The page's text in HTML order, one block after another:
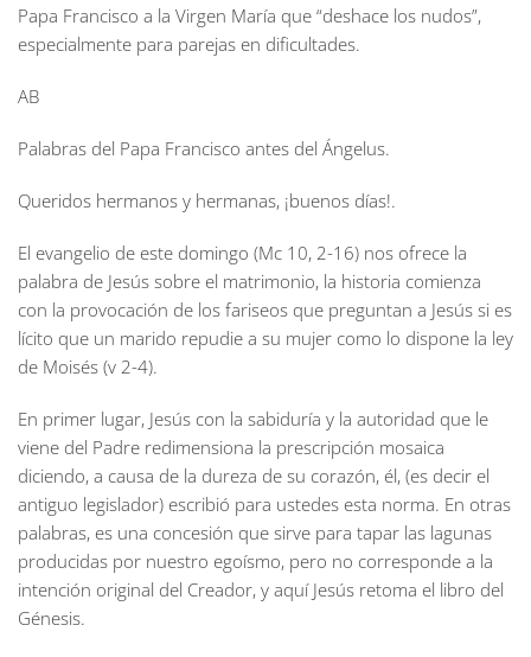
Papa Francisco a la Virgen María que “deshace los nudos”,
especialmente para parejas en dificultades.
AB
Palabras del Papa Francisco antes del Ángelus.
Queridos hermanos y hermanas, ¡buenos días!.
El evangelio de este domingo (Mc 10, 2-16) nos ofrece la
palabra de Jesús sobre el matrimonio, la historia comienza
con la provocación de los fariseos que preguntan a Jesús si es
lícito que un marido repudie a su mujer como lo dispone la ley
de Moisés (v 2-4).
En primer lugar, Jesús con la sabiduría y la autoridad que le
viene del Padre redimensiona la prescripción mosaica
diciendo, a causa de la dureza de su corazón, él, (es decir el
antiguo legislador) escribió para ustedes esta norma. En otras
palabras, es una concesión que sirve para tapar las lagunas
producidas por nuestro egoísmo, pero no corresponde a la
intención original del Creador, y aquí Jesús retoma el libro del
Génesis.